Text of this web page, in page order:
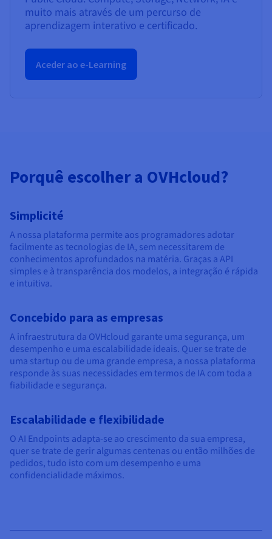
muito mais através de um percurso de
aprendizagem interativo e certificado.
Aceder ao e-Learning
Porquê escolher a OVHcloud?
Simplicité
A nossa plataforma permite aos programadores adotar
facilmente as tecnologias de IA, sem necessitarem de
conhecimentos aprofundados na matéria. Graças a API
simples e à transparência dos modelos, a integração é rápida
e intuitiva.
Concebido para as empresas
A infraestrutura da OVHcloud garante uma segurança, um
desempenho e uma escalabilidade ideais. Quer se trate de
uma startup ou de uma grande empresa, a nossa plataforma
responde às suas necessidades em termos de IA com toda a
fiabilidade e segurança.
Escalabilidade e flexibilidade
O AI Endpoints adapta-se ao crescimento da sua empresa,
quer se trate de gerir algumas centenas ou então milhões de
pedidos, tudo isto com um desempenho e uma
confidencialidade máximos.